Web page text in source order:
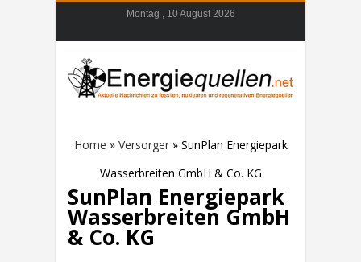
Montag , 10 August 2026
Home » Versorger» SunPlan Energiepark
Wasserbreiten GmbH & Co. KG
SunPlan Energiepark
Wasserbreiten GmbH
& Co. KG